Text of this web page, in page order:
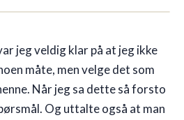
jeg veldig klar på at jeg ikke
måte, men velge det som
Når jeg sa dette så forsto
Og uttalte også at man